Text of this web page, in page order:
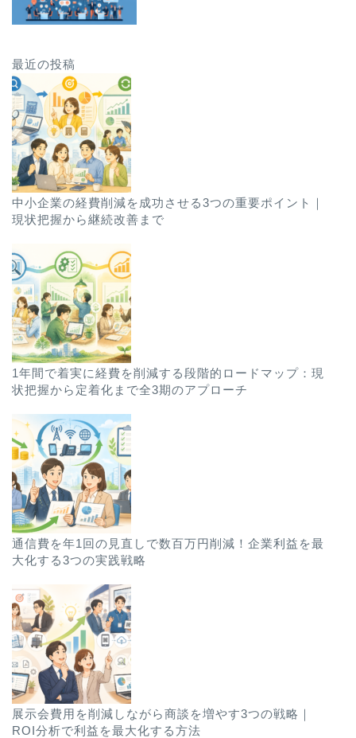
最近の投稿
中小企業の経費削減を成功させる3つの重要ポイント｜
現状把握から継続改善まで
1年間で着実に経費を削減する段階的ロードマップ：現
状把握から定着化まで全3期のアプローチ
通信費を年1回の見直しで数百万円削減！企業利益を最
大化する3つの実践戦略
展示会費用を削減しながら商談を増やす3つの戦略｜
ROI分析で利益を最大化する方法